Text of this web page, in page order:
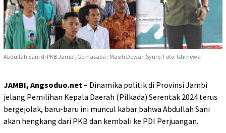
Abdullah Sani di PKB Jambi, Gemasaba : Masih Dewan Syuro. Foto: Istimewa
JAMBI, Angsoduo.net– Dinamika politik di Provinsi Jambi
jelang Pemilihan Kepala Daerah (Pilkada) Serentak 2024 terus
bergejolak, baru-baru ini muncul kabar bahwa Abdullah Sani
akan hengkang dari PKB dan kembali ke PDI Perjuangan.